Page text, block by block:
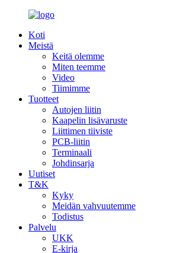
Koti
Meistä
Keitä olemme
Miten teemme
Video
Tiimimme
Tuotteet
Autojen liitin
Kaapelin lisävaruste
Liittimen tiiviste
PCB-liitin
Terminaali
Johdinsarja
Uutiset
T&K
Kyky
Meidän vahvuutemme
Todistus
Palvelu
UKK
E-kirja